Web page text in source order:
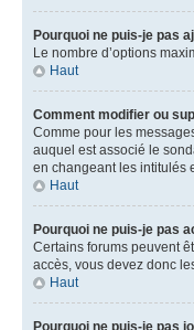
Pourquoi ne puis-je pas
Le nombre d’options
Haut
Comment modifier ou
Comme pour les
auquel est associé le
en changeant les intitulés
Haut
Pourquoi ne puis-je pas
Certains forums peuvent
accès, vous devez donc
Haut
Pourquoi ne puis-je pas